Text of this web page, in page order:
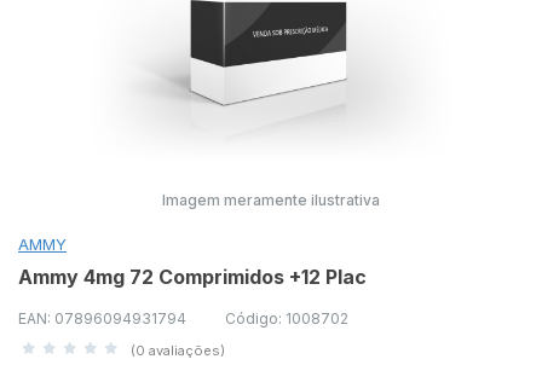
Imagem meramente ilustrativa
AMMY
Ammy 4mg 72 Comprimidos +12 Plac
EAN: 07896094931794 Código: 1008702
(0 avaliações)